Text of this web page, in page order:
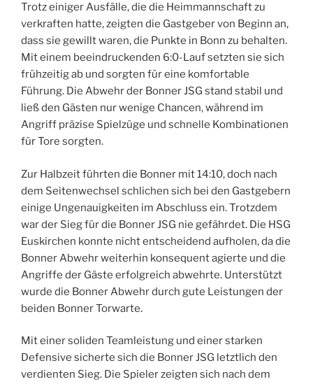
Trotz einiger Ausfälle, die die Heimmannschaft zu
verkraften hatte, zeigten die Gastgeber von Beginn an,
dass sie gewillt waren, die Punkte in Bonn zu behalten.
Mit einem beeindruckenden 6:0-Lauf setzten sie sich
frühzeitig ab und sorgten für eine komfortable
Führung. Die Abwehr der Bonner JSG stand stabil und
ließ den Gästen nur wenige Chancen, während im
Angriff präzise Spielzüge und schnelle Kombinationen
für Tore sorgten.
Zur Halbzeit führten die Bonner mit 14:10, doch nach
dem Seitenwechsel schlichen sich bei den Gastgebern
einige Ungenauigkeiten im Abschluss ein. Trotzdem
war der Sieg für die Bonner JSG nie gefährdet. Die HSG
Euskirchen konnte nicht entscheidend aufholen, da die
Bonner Abwehr weiterhin konsequent agierte und die
Angriffe der Gäste erfolgreich abwehrte. Unterstützt
wurde die Bonner Abwehr durch gute Leistungen der
beiden Bonner Torwarte.
Mit einer soliden Teamleistung und einer starken
Defensive sicherte sich die Bonner JSG letztlich den
verdienten Sieg. Die Spieler zeigten sich nach dem